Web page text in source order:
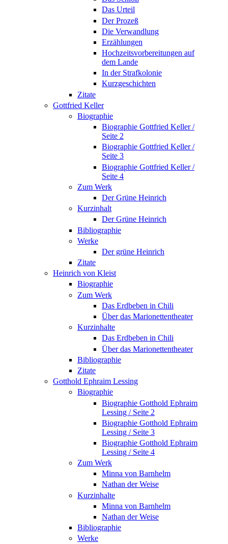
Das Urteil
Der Prozeß
Die Verwandlung
Erzählungen
Hochzeitsvorbereitungen auf
dem Lande
In der Strafkolonie
Kurzgeschichten
Zitate
Gottfried Keller
Biographie
Biographie Gottfried Keller /
Seite 2
Biographie Gottfried Keller /
Seite 3
Biographie Gottfried Keller /
Seite 4
Zum Werk
Der Grüne Heinrich
Kurzinhalt
Der Grüne Heinrich
Bibliographie
Werke
Der grüne Heinrich
Zitate
Heinrich von Kleist
Biographie
Zum Werk
Das Erdbeben in Chili
Über das Marionettentheater
Kurzinhalte
Das Erdbeben in Chili
Über das Marionettentheater
Bibliographie
Zitate
Gotthold Ephraim Lessing
Biographie
Biographie Gotthold Ephraim
Lessing / Seite 2
Biographie Gotthold Ephraim
Lessing / Seite 3
Biographie Gotthold Ephraim
Lessing / Seite 4
Zum Werk
Minna von Barnhelm
Nathan der Weise
Kurzinhalte
Minna von Barnhelm
Nathan der Weise
Bibliographie
Werke